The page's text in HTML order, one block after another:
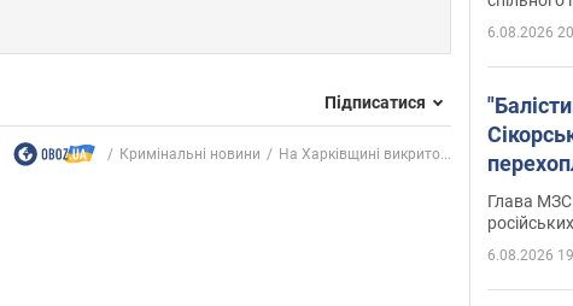
Підписатися
Кримінальні новини На Харківщині викрито...
6.08.2026
Глава
6.08.2026